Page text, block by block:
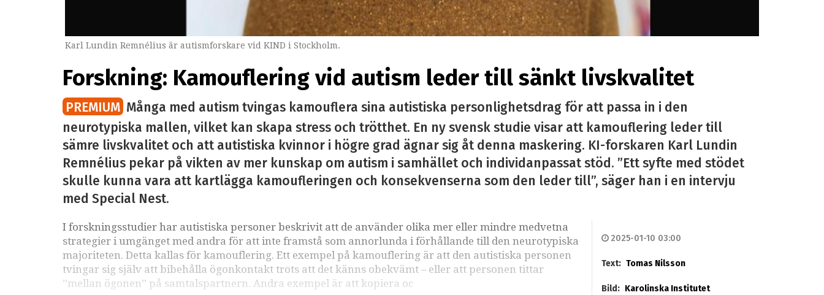
Karl Lundin Remnélius är autismforskare vid KIND i Stockholm.
Forskning: Kamouflering vid autism leder till sänkt livskvalitet
PREMIUM Många med autism tvingas kamouflera sina autistiska personlighetsdrag för att passa in i den
neurotypiska mallen, vilket kan skapa stress och trötthet. En ny svensk studie visar att kamouflering leder till
sämre livskvalitet och att autistiska kvinnor i högre grad ägnar sig åt denna maskering. KI-forskaren Karl Lundin
Remnélius pekar på vikten av mer kunskap om autism i samhället och individanpassat stöd. ”Ett syfte med stödet
skulle kunna vara att kartlägga kamoufleringen och konsekvenserna som den leder till”, säger han i en intervju
med Special Nest.
I forskningsstudier har autistiska personer beskrivit att de använder olika mer eller mindre medvetna
strategier i umgänget med andra för att inte framstå som annorlunda i förhållande till den neurotypiska
majoriteten. Detta kallas för kamouflering. Ett exempel på kamouflering är att den autistiska personen
tvingar sig själv att bibehålla ögonkontakt trots att det känns obekvämt – eller att personen tittar
”mellan ögonen” på samtalspartnern. Andra exempel är att kopiera oc
2025-01-10 03:00
Text: Tomas Nilsson
Bild: Karolinska Institutet